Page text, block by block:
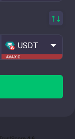
AVAX C
USDT